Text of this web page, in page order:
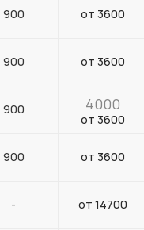
900 от 3600
900 от 3600
900 4000
от 3600
900 от 3600
- от 14700